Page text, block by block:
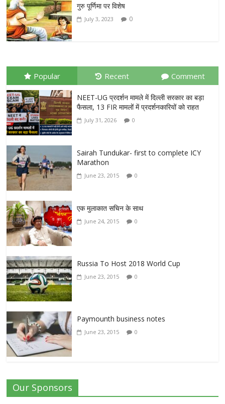
गुरु पूर्णिमा पर विशेष
July 3, 2023 0
Popular Recent Comment
NEET-UG प्रदर्शन मामले में दिल्ली सरकार का बड़ा
फैसला, 13 FIR मामलों में प्रदर्शनकारियों को राहत
July 31, 2026 0
Sairah Tundukar- first to complete ICY
Marathon
June 23, 2015 0
एक मुलाकात सचिन के साथ
June 24, 2015 0
Russia To Host 2018 World Cup
June 23, 2015 0
Paymounth business notes
June 23, 2015 0
Our Sponsors